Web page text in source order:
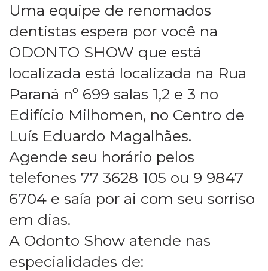
Uma equipe de renomados
dentistas espera por você na
ODONTO SHOW que está
localizada está localizada na Rua
Paraná nº 699 salas 1,2 e 3 no
Edifício Milhomen, no Centro de
Luís Eduardo Magalhães.
Agende seu horário pelos
telefones 77 3628 105 ou 9 9847
6704 e saía por ai com seu sorriso
em dias.
A Odonto Show atende nas
especialidades de: